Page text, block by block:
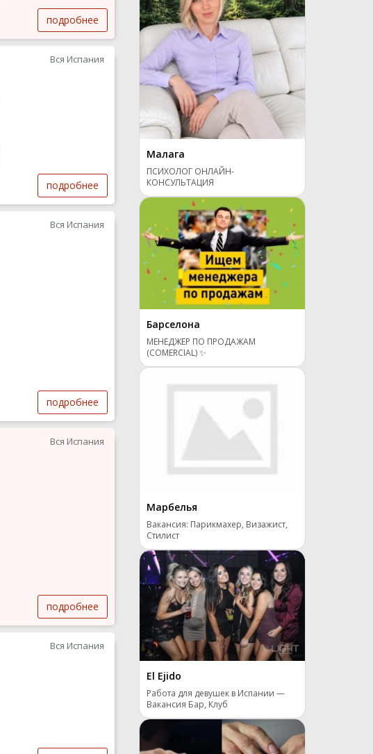
подробнее
Вся Испания
подробнее
Вся Испания
подробнее
Вся Испания
подробнее
Вся Испания
Малага
ПСИХОЛОГ ОНЛАЙН-
КОНСУЛЬТАЦИЯ
Барселона
МЕНЕДЖЕР ПО ПРОДАЖАМ
(COMERCIAL) ✨
Марбелья
Вакансия: Парикмахер, Визажист,
Стилист
El Ejido
Работа для девушек в Испании —
Вакансия Бар, Клуб